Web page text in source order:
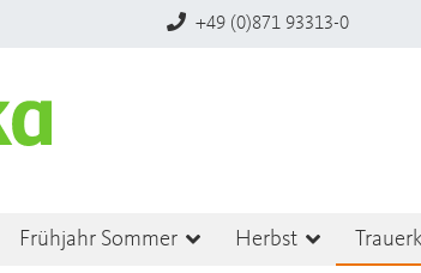
+49 (0)871 93313-0
Frühjahr Sommer Herbst